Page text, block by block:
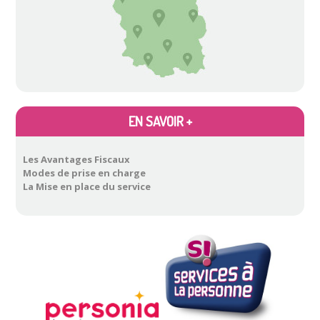
EN SAVOIR +
Les Avantages Fiscaux
Modes de prise en charge
La Mise en place du service